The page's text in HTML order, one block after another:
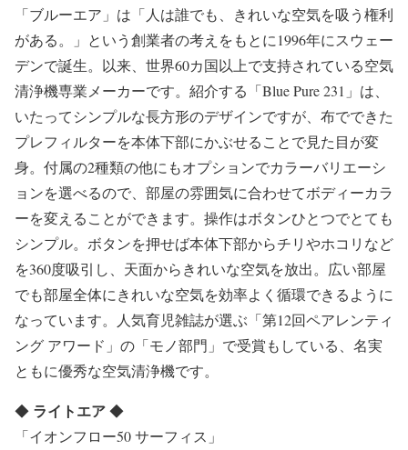
「ブルーエア」は「人は誰でも、きれいな空気を吸う権利
がある。」という創業者の考えをもとに1996年にスウェー
デンで誕生。以来、世界60カ国以上で支持されている空気
清浄機専業メーカーです。紹介する「Blue Pure 231」は、
いたってシンプルな長方形のデザインですが、布でできた
プレフィルターを本体下部にかぶせることで見た目が変
身。付属の2種類の他にもオプションでカラーバリエーシ
ョンを選べるので、部屋の雰囲気に合わせてボディーカラ
ーを変えることができます。操作はボタンひとつでとても
シンプル。ボタンを押せば本体下部からチリやホコリなど
を360度吸引し、天面からきれいな空気を放出。広い部屋
でも部屋全体にきれいな空気を効率よく循環できるように
なっています。人気育児雑誌が選ぶ「第12回ペアレンティ
ング アワード」の「モノ部門」で受賞もしている、名実
ともに優秀な空気清浄機です。
◆ ライトエア◆
「イオンフロー50 サーフィス」